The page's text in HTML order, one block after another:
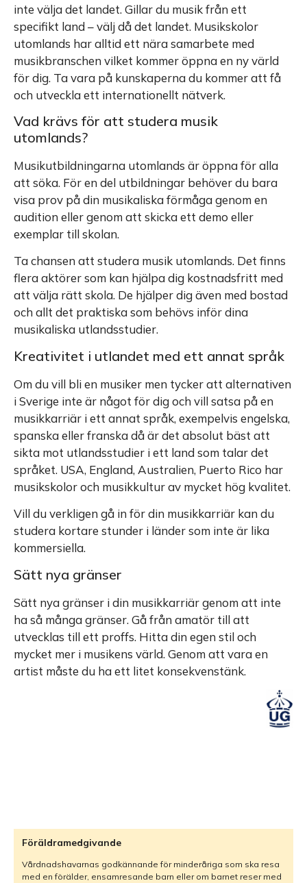
inte välja det landet. Gillar du musik från ett
specifikt land – välj då det landet. Musikskolor
utomlands har alltid ett nära samarbete med
musikbranschen vilket kommer öppna en ny värld
för dig. Ta vara på kunskaperna du kommer att få
och utveckla ett internationellt nätverk.
Vad krävs för att studera musik
utomlands?
Musikutbildningarna utomlands är öppna för alla
att söka. För en del utbildningar behöver du bara
visa prov på din musikaliska förmåga genom en
audition eller genom att skicka ett demo eller
exemplar till skolan.
Ta chansen att studera musik utomlands. Det finns
flera aktörer som kan hjälpa dig kostnadsfritt med
att välja rätt skola. De hjälper dig även med bostad
och allt det praktiska som behövs inför dina
musikaliska utlandsstudier.
Kreativitet i utlandet med ett annat språk
Om du vill bli en musiker men tycker att alternativen
i Sverige inte är något för dig och vill satsa på en
musikkarriär i ett annat språk, exempelvis engelska,
spanska eller franska då är det absolut bäst att
sikta mot utlandsstudier i ett land som talar det
språket. USA, England, Australien, Puerto Rico har
musikskolor och musikkultur av mycket hög kvalitet.
Vill du verkligen gå in för din musikkarriär kan du
studera kortare stunder i länder som inte är lika
kommersiella.
Sätt nya gränser
Sätt nya gränser i din musikkarriär genom att inte
ha så många gränser. Gå från amatör till att
utvecklas till ett proffs. Hitta din egen stil och
mycket mer i musikens värld. Genom att vara en
artist måste du ha ett litet konsekvenstänk.
Föräldramedgivande
Vårdnadshavarnas godkännande för minderåriga som ska resa
med en förälder, ensamresande barn eller om barnet reser med